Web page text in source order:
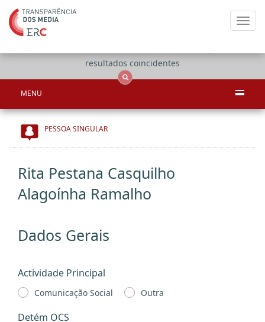
resultados coincidentes
MENU
PESSOA SINGULAR
Rita Pestana Casquilho
Alagoínha Ramalho
Dados Gerais
Actividade Principal
Comunicação Social Outra
Detém OCS